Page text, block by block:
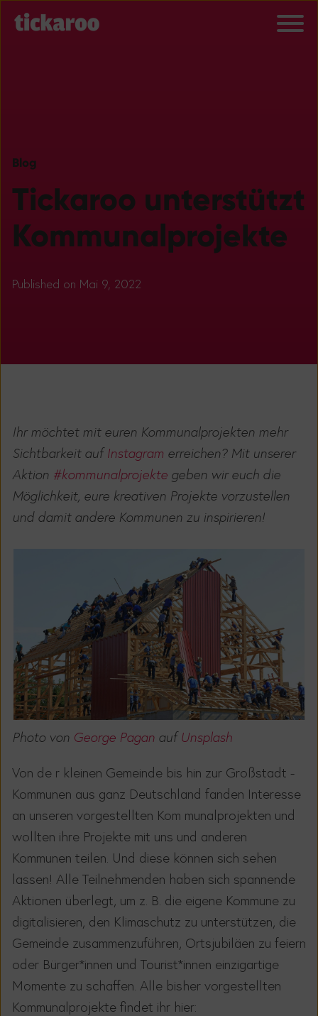
Blog
Tickaroo unterstützt
Kommunalprojekte
Published on Mai 9, 2022
Ihr möchtet mit euren Kommunalprojekten mehr
Sichtbarkeit aufInstagram erreichen? Mit unserer
Aktion #kommunalprojekte geben wir euch die
Möglichkeit, eure kreativen Projekte vorzustellen
und damit andere Kommunen zu inspirieren!
Photo von George Pagan aufUnsplash
Von de r kleinen Gemeinde bis hin zur Großstadt -
Kommunen aus ganz Deutschland fanden Interesse
an unseren vorgestellten Kom munalprojekten und
wollten ihre Projekte mit uns und anderen
Kommunen teilen. Und diese können sich sehen
lassen! Alle Teilnehmenden haben sich spannende
Aktionen überlegt, um z. B. die eigene Kommune zu
digitalisieren, den Klimaschutz zu unterstützen, die
Gemeinde zusammenzuführen, Ortsjubiläen zu feiern
oder Bürger*innen und Tourist*innen einzigartige
Momente zu schaffen. Alle bisher vorgestellten
Kommunalprojekte findet ihr hier: